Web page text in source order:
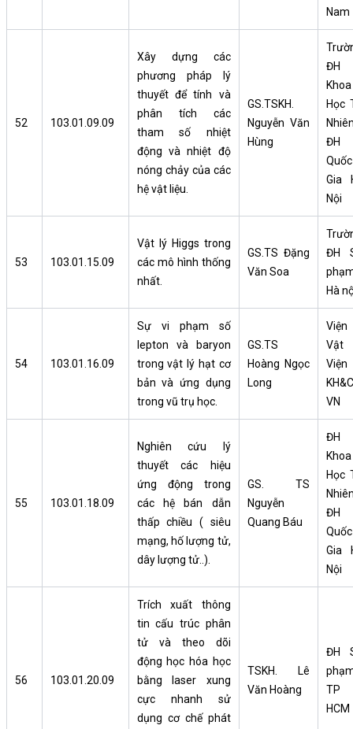
Nam
52 103.01.09.09
Xây dựng các
phương pháp lý
thuyết để tính và
phân tích các
tham số nhiệt
động và nhiệt độ
nóng chảy của các
hệ vật liệu.
GS.TSKH.
Nguyễn Văn
Hùng
ĐH
Khoa
Học
ĐH
Quốc
Gia
Nội
53 103.01.15.09
Vật lý Higgs trong
các mô hình thống
nhất.
GS.TS Đặng
Văn Soa
ĐH
Hà
54 103.01.16.09
Sự vi phạm số
lepton và baryon
trong vật lý hạt cơ
bản và ứng dụng
trong vũ trụ học.
GS.TS
Hoàng Ngọc
Long
Viện
Vật
Viện
VN
55 103.01.18.09
Nghiên cứu lý
thuyết các hiệu
ứng động trong
các hệ bán dẫn
thấp chiều ( siêu
mạng, hố lượng tử,
dây lượng tử..).
GS. TS
Nguyễn
Quang Báu
ĐH
Khoa
Học
ĐH
Quốc
Gia
Nội
56 103.01.20.09
Trích xuất thông
tin cấu trúc phân
tử và theo dõi
động học hóa học
bằng laser xung
cực nhanh sử
dụng cơ chế phát
TSKH. Lê
Văn Hoàng
ĐH
TP
HCM